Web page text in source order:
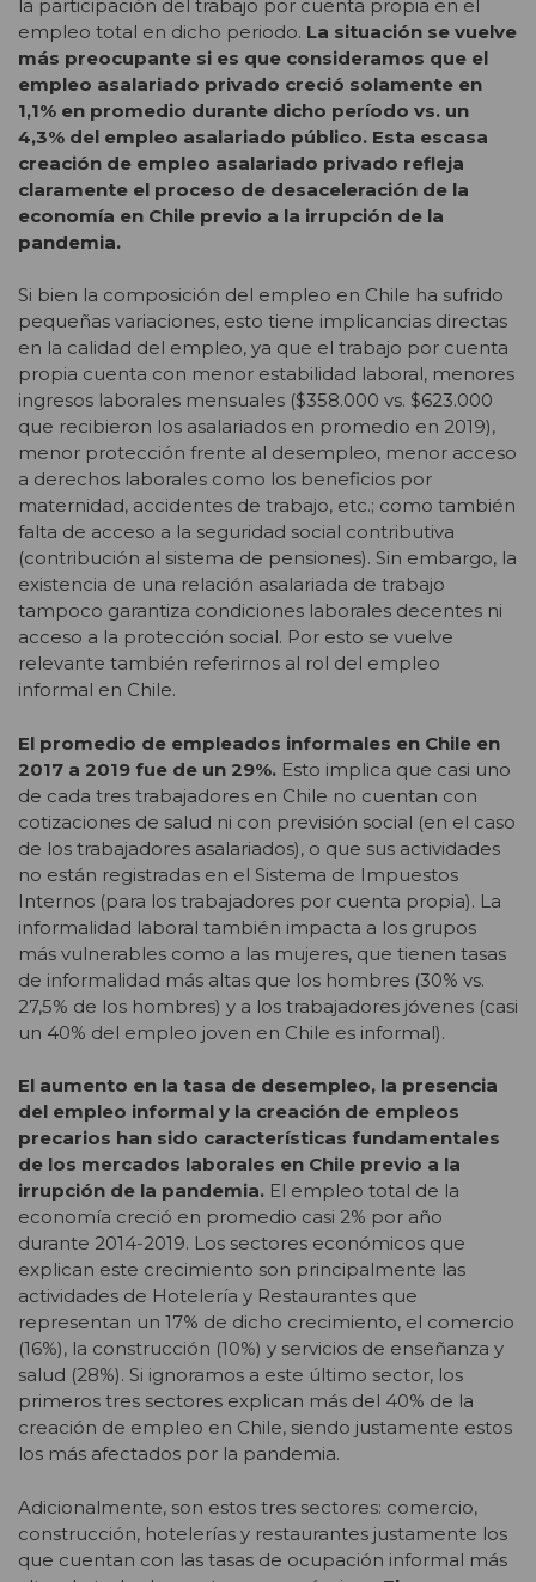
la participación del trabajo por cuenta propia en el
empleo total en dicho periodo. La situación se vuelve
más preocupante si es que consideramos que el
empleo asalariado privado creció solamente en
1,1% en promedio durante dicho período vs. un
4,3% del empleo asalariado público. Esta escasa
creación de empleo asalariado privado refleja
claramente el proceso de desaceleración de la
economía en Chile previo a la irrupción de la
pandemia.
Si bien la composición del empleo en Chile ha sufrido
pequeñas variaciones, esto tiene implicancias directas
en la calidad del empleo, ya que el trabajo por cuenta
propia cuenta con menor estabilidad laboral, menores
ingresos laborales mensuales ($358.000 vs. $623.000
que recibieron los asalariados en promedio en 2019),
menor protección frente al desempleo, menor acceso
a derechos laborales como los beneficios por
maternidad, accidentes de trabajo, etc.; como también
falta de acceso a la seguridad social contributiva
(contribución al sistema de pensiones). Sin embargo, la
existencia de una relación asalariada de trabajo
tampoco garantiza condiciones laborales decentes ni
acceso a la protección social. Por esto se vuelve
relevante también referirnos al rol del empleo
informal en Chile.
El promedio de empleados informales en Chile en
2017 a 2019 fue de un 29%. Esto implica que casi uno
de cada tres trabajadores en Chile no cuentan con
cotizaciones de salud ni con previsión social (en el caso
de los trabajadores asalariados), o que sus actividades
no están registradas en el Sistema de Impuestos
Internos (para los trabajadores por cuenta propia). La
informalidad laboral también impacta a los grupos
más vulnerables como a las mujeres, que tienen tasas
de informalidad más altas que los hombres (30% vs.
27,5% de los hombres) y a los trabajadores jóvenes (casi
un 40% del empleo joven en Chile es informal).
El aumento en la tasa de desempleo, la presencia
del empleo informal y la creación de empleos
precarios han sido características fundamentales
de los mercados laborales en Chile previo a la
irrupción de la pandemia. El empleo total de la
economía creció en promedio casi 2% por año
durante 2014-2019. Los sectores económicos que
explican este crecimiento son principalmente las
actividades de Hotelería y Restaurantes que
representan un 17% de dicho crecimiento, el comercio
(16%), la construcción (10%) y servicios de enseñanza y
salud (28%). Si ignoramos a este último sector, los
primeros tres sectores explican más del 40% de la
creación de empleo en Chile, siendo justamente estos
los más afectados por la pandemia.
Adicionalmente, son estos tres sectores: comercio,
construcción, hotelerías y restaurantes justamente los
que cuentan con las tasas de ocupación informal más